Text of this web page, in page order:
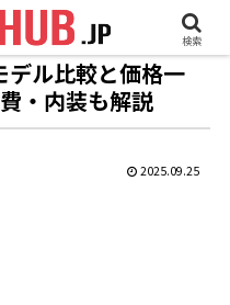
デル比較と価格一
・内装も解説
2025.09.25
検索